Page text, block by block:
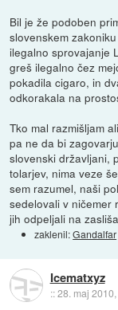
Bil je že podoben
slovenskem
ilegalno sprovajanje
greš ilegalno čez
pokadila cigaro, in
odkorakala na
Tko mal razmišljam
pa ne da bi
slovenski državljani,
tolarjev, nima veze
sem razumel, naši
sedelovali v ničemer
jih odpeljali na
zaklenil:Gandalfar
Icematxyz
::28. maj